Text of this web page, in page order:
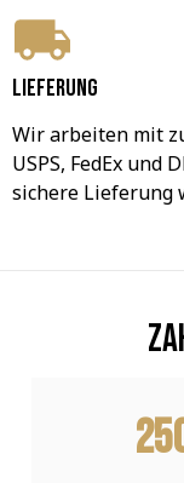
Lieferung
Wir arbeiten mit
USPS, FedEx und
sichere Lieferung